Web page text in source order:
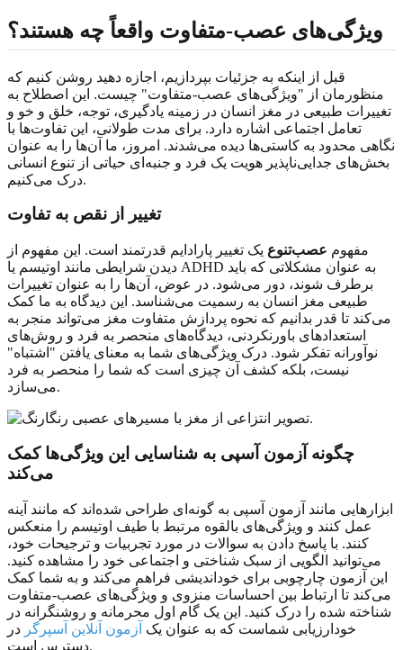
ویژگی‌های عصب‌-متفاوت واقعاً چه هستند؟
قبل از اینکه به جزئیات بپردازیم، اجازه دهید روشن کنیم که
منظورمان از "ویژگی‌های عصب‌-متفاوت" چیست. این اصطلاح به
تغییرات طبیعی در مغز انسان در زمینه یادگیری، توجه، خلق و خو و
تعامل اجتماعی اشاره دارد. برای مدت طولانی، این تفاوت‌ها با
نگاهی محدود به کاستی‌ها دیده می‌شدند. امروز، ما آن‌ها را به عنوان
بخش‌های جدایی‌ناپذیر هویت یک فرد و جنبه‌ای حیاتی از تنوع انسانی
درک می‌کنیم.
تغییر از نقص به تفاوت
مفهوم عصب‌تنوع یک تغییر پارادایم قدرتمند است. این مفهوم از
دیدن شرایطی مانند اوتیسم یا ADHD به عنوان مشکلاتی که باید
برطرف شوند، دور می‌شود. در عوض، آن‌ها را به عنوان تغییرات
طبیعی مغز انسان به رسمیت می‌شناسد. این دیدگاه به ما کمک
می‌کند تا قدر بدانیم که نحوه پردازش متفاوت مغز می‌تواند منجر به
استعدادهای باورنکردنی، دیدگاه‌های منحصر به فرد و روش‌های
نوآورانه تفکر شود. درک ویژگی‌های شما به معنای یافتن "اشتباه"
نیست، بلکه کشف آن چیزی است که شما را منحصر به فرد
می‌سازد.
چگونه آزمون آسپی به شناسایی این ویژگی‌ها کمک
می‌کند
ابزارهایی مانند آزمون آسپی به گونه‌ای طراحی شده‌اند که مانند آینه
عمل کنند و ویژگی‌های بالقوه مرتبط با طیف اوتیسم را منعکس
کنند. با پاسخ دادن به سوالات در مورد تجربیات و ترجیحات خود،
می‌توانید الگویی از سبک شناختی و اجتماعی خود را مشاهده کنید.
این آزمون چارچوبی برای خوداندیشی فراهم می‌کند و به شما کمک
می‌کند تا ارتباط بین احساسات منزوی و ویژگی‌های عصب‌-متفاوت
شناخته شده را درک کنید. این یک گام اول محرمانه و روشنگرانه در
خودارزیابی شماست که به عنوان یک آزمون آنلاین آسپرگر در
دسترس است.